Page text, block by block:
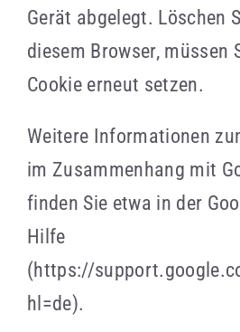
Gerät abgelegt. Löschen
diesem Browser, müssen
Cookie erneut setzen.
Weitere Informationen
im Zusammenhang mit
finden Sie etwa in der
Hilfe
(https://
hl=de).